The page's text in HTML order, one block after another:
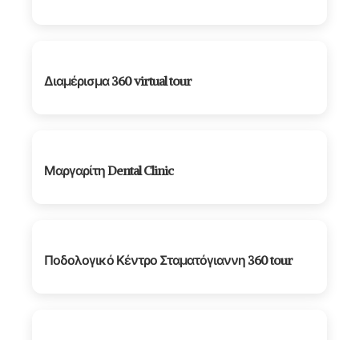
Διαμέρισμα 360 virtual tour
Μαργαρίτη Dental Clinic
Ποδολογικό Κέντρο Σταματόγιαννη 360 tour